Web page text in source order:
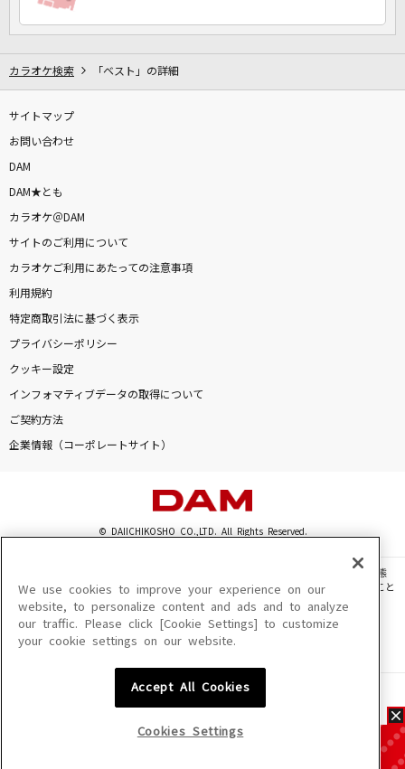
カラオケをもっと楽しもう！
カラオケ検索 「ベスト」の詳細
サイトマップ
お問い合わせ
DAM
DAM★とも
カラオケ＠DAM
サイトのご利用について
カラオケご利用にあたっての注意事項
利用規約
特定商取引法に基づく表示
プライバシーポリシー
クッキー設定
インフォマティブデータの取得について
ご契約方法
企業情報（コーポレートサイト）
© DAIICHIKOSHO CO.,LTD. All Rights Reserved.
このサイトに掲載されている一切の文章・画像・写真・動画・音声等を、手段や形態
を問わず、著作権法の定める範囲を超えて無断で複製、転載、ファイル化などすること
を禁じます。
楽曲及びコンテンツは、機種によりご利用いただけない場合があります。
楽曲及びコンテンツの配信日、配信内容が変更になる場合があります。
We use cookies to improve your experience on our
website, to personalize content and ads and to analyze
our traffic. Please click [Cookie Settings] to customize
your cookie settings on our website.
Accept All Cookies
Cookies Settings